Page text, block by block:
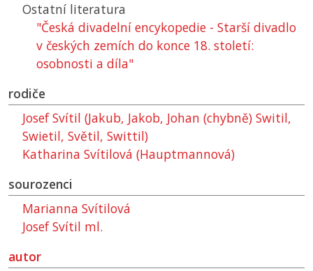
Ostatní literatura
"Česká divadelní encykopedie - Starší divadlo
v českých zemích do konce 18. století:
osobnosti a díla"
rodiče
Josef Svítil (Jakub, Jakob, Johan (chybně) Switil,
Swietil, Světil, Swittil)
Katharina Svítilová (Hauptmannová)
sourozenci
Marianna Svítilová
Josef Svítil ml.
autor